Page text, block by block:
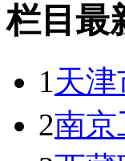
栏目最
1 天
2南京